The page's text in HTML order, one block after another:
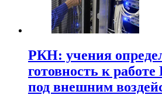
РКН: учения
готовность к работе
под внешним